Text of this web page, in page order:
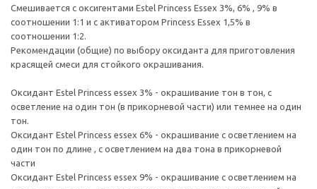
Смешивается с оксигентами Estel Princess Essex 3%, 6% , 9% в
соотношении 1:1 и с активатором Princess Essex 1,5% в
соотношении 1:2.
Рекомендации (общие) по выбору оксиданта для приготовления
красящей смеси для стойкого окрашивания.
Оксидант Estel Princess essex 3% - окрашивание тон в тон, с
осветление на один тон (в прикорневой части) или темнее на один
тон.
Оксидант Estel Princess essex 6% - окрашивание с осветлением на
один тон по длине , с осветлением на два тона в прикорневой
части
Оксидант Estel Princess essex 9% - окрашивание с осветлением на